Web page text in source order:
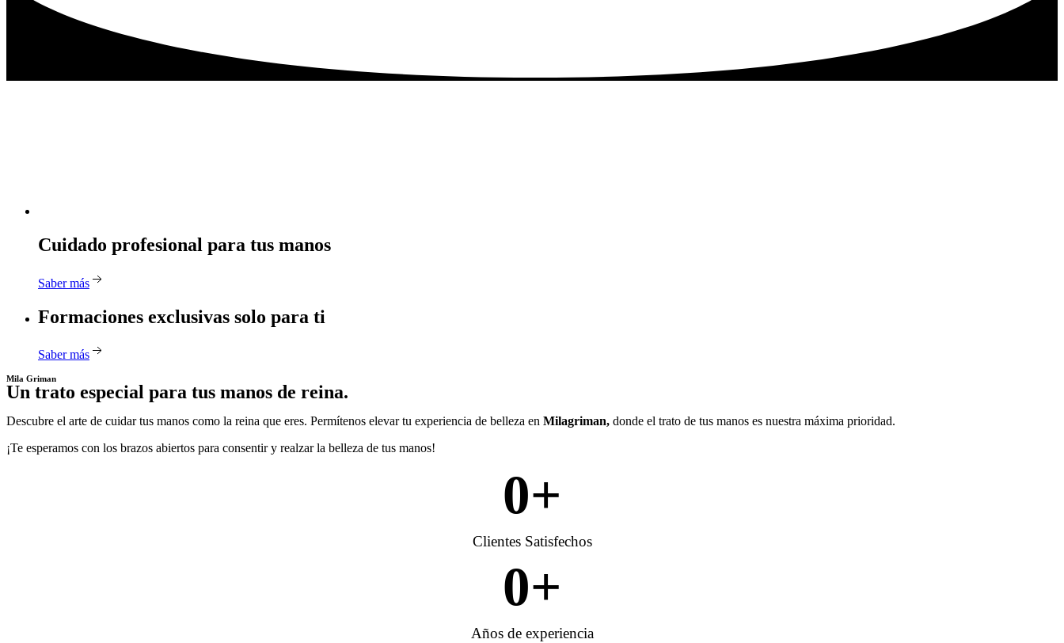
Cuidado profesional para tus manos
Saber más
Formaciones exclusivas solo para ti
Saber más
Mila Griman
Un trato especial para tus manos de reina.
Descubre el arte de cuidar tus manos como la reina que eres. Permítenos elevar tu experiencia de belleza en Milagriman, donde el trato de tus manos es nuestra máxima prioridad.
¡Te esperamos con los brazos abiertos para consentir y realzar la belleza de tus manos!
Clientes Satisfechos
0+
Años de experiencia
0+